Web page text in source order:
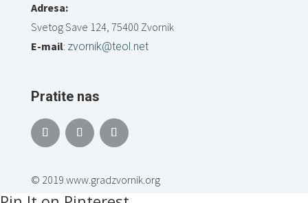
Adresa:
Svetog Save 124, 75400 Zvornik
E-mail: zvornik@teol.net
Pratite nas
© 2019 www.gradzvornik.org